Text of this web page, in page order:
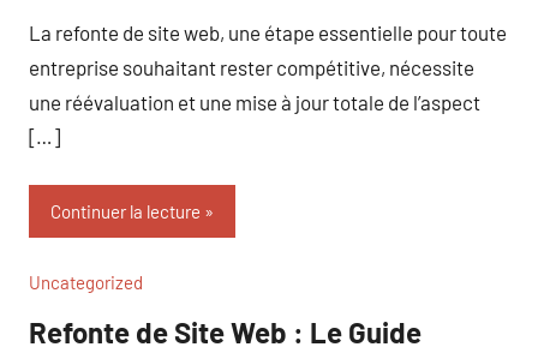
La refonte de site web, une étape essentielle pour toute
entreprise souhaitant rester compétitive, nécessite
une réévaluation et une mise à jour totale de l’aspect
[…]
Continuer la lecture
Uncategorized
Refonte de Site Web : Le Guide